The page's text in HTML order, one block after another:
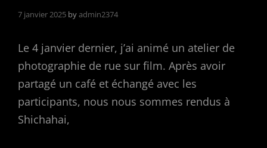
7 janvier 2025 byadmin2374
Le 4 janvier dernier, j’ai animé un atelier de
photographie de rue sur film. Après avoir
partagé un café et échangé avec les
participants, nous nous sommes rendus à
Shichahai,